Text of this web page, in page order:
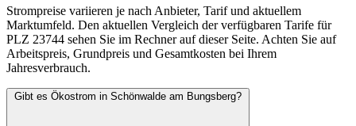
Strompreise variieren je nach Anbieter, Tarif und aktuellem
Marktumfeld. Den aktuellen Vergleich der verfügbaren Tarife für
PLZ 23744 sehen Sie im Rechner auf dieser Seite. Achten Sie auf
Arbeitspreis, Grundpreis und Gesamtkosten bei Ihrem
Jahresverbrauch.
Gibt es Ökostrom in Schönwalde am Bungsberg?